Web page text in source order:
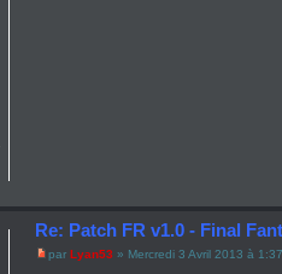
Re: Patch FR v1.0 - Final
parLyan53 » Mercredi 3 Avril 2013 à